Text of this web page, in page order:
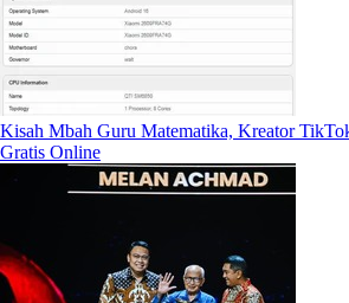
Kisah Mbah Guru Matematika, Kreator
Gratis Online